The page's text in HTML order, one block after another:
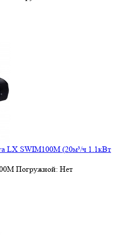
LX SWIM100M (20м³/ч 1.1кВт
Погружной: Нет